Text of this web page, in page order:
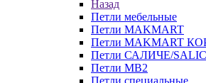
Назад
Петли мебельные
Петли MAKMART
Петли MAKMART
Петли САЛИЧЕ/
Петли MB2
Петли специальные